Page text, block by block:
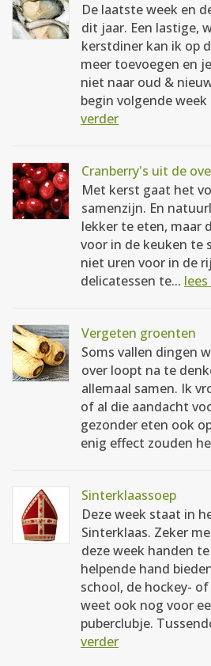
De laatste week en
dit jaar. Een lastige,
kerstdiner kan ik op
meer toevoegen en
niet naar oud &
begin volgende
verder
Cranberry's uit de
Met kerst gaat het
samenzijn. En
lekker te eten, maar
voor in de keuken te
niet uren voor in de
delicatessen te...
Vergeten groenten
Soms vallen dingen
over loopt na te
allemaal samen. Ik
of al die aandacht
gezonder eten ook
enig effect zouden
Sinterklaassoep
Deze week staat in
Sinterklaas. Zeker
deze week handen
helpende hand
school, de hockey-
weet ook nog voor
puberclubje.
verder